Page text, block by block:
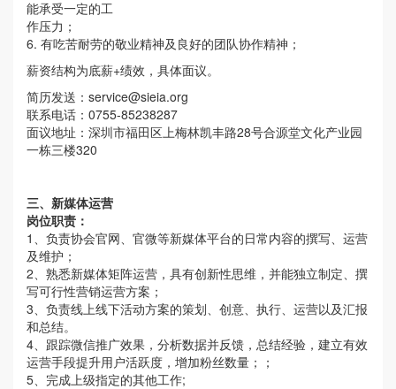
能承受一定的工
作压力；
6. 有吃苦耐劳的敬业精神及良好的团队协作精神；
薪资结构为底薪+绩效，具体面议。
简历发送： service@sieia.org
联系电话：0755-85238287
面议地址：深圳市福田区上梅林凯丰路28号合源堂文化产业园
一栋三楼320
三、新媒体运营
岗位职责：
1、负责协会官网、官微等新媒体平台的日常内容的撰写、运营
及维护；
2、熟悉新媒体矩阵运营，具有创新性思维，并能独立制定、撰
写可行性营销运营方案；
3、负责线上线下活动方案的策划、创意、执行、运营以及汇报
和总结。
4、跟踪微信推广效果，分析数据并反馈，总结经验，建立有效
运营手段提升用户活跃度，增加粉丝数量；；
5、完成上级指定的其他工作;